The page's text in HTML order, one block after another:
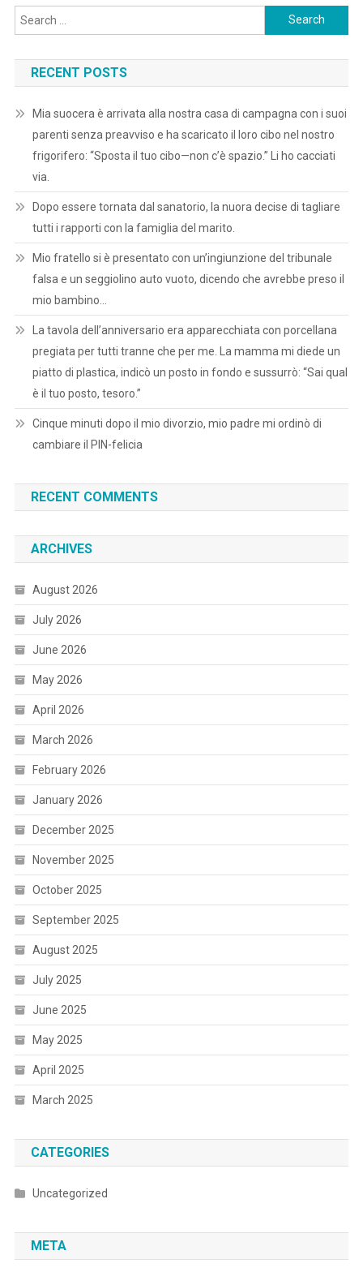
Search
for:
RECENT POSTS
Mia suocera è arrivata alla nostra casa di campagna con i suoi
parenti senza preavviso e ha scaricato il loro cibo nel nostro
frigorifero: “Sposta il tuo cibo—non c’è spazio.” Li ho cacciati
via.
Dopo essere tornata dal sanatorio, la nuora decise di tagliare
tutti i rapporti con la famiglia del marito.
Mio fratello si è presentato con un’ingiunzione del tribunale
falsa e un seggiolino auto vuoto, dicendo che avrebbe preso il
mio bambino…
La tavola dell’anniversario era apparecchiata con porcellana
pregiata per tutti tranne che per me. La mamma mi diede un
piatto di plastica, indicò un posto in fondo e sussurrò: “Sai qual
è il tuo posto, tesoro.”
Cinque minuti dopo il mio divorzio, mio padre mi ordinò di
cambiare il PIN-felicia
RECENT COMMENTS
ARCHIVES
August 2026
July 2026
June 2026
May 2026
April 2026
March 2026
February 2026
January 2026
December 2025
November 2025
October 2025
September 2025
August 2025
July 2025
June 2025
May 2025
April 2025
March 2025
CATEGORIES
Uncategorized
META